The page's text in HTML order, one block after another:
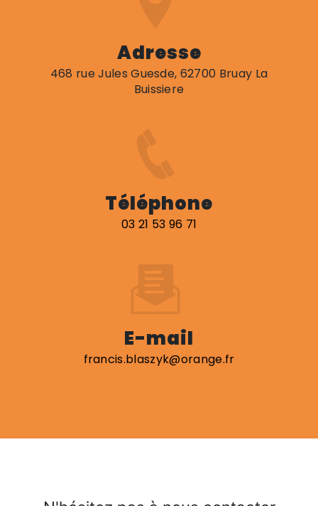
Adresse
468 rue Jules Guesde, 62700 Bruay La
Buissiere
Téléphone
03 21 53 96 71
E-mail
francis.blaszyk@orange.fr